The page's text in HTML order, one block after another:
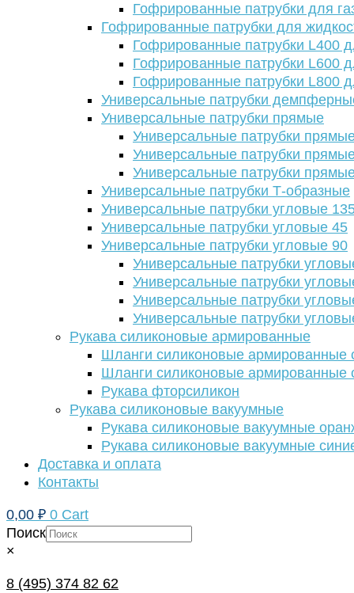
Гофрированные патрубки для
Гофрированные патрубки для
Гофрированные патрубки L400
Гофрированные патрубки L600
Гофрированные патрубки L800
Универсальные патрубки
Универсальные патрубки прямые
Универсальные патрубки
Универсальные патрубки
Универсальные патрубки
Универсальные патрубки Т-образные
Универсальные патрубки угловые
Универсальные патрубки угловые 45
Универсальные патрубки угловые 90
Универсальные патрубки
Универсальные патрубки
Универсальные патрубки
Универсальные патрубки
Рукава силиконовые армированные
Шланги силиконовые армированные
Шланги силиконовые армированные
Рукава фторсиликон
Рукава силиконовые вакуумные
Рукава силиконовые вакуумные
Рукава силиконовые вакуумные
Доставка и оплата
Контакты
0,00 ₽ 0 Cart
Поиск
×
8 (495) 374 82 62